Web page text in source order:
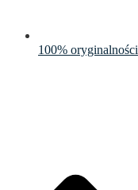
100% oryginalności